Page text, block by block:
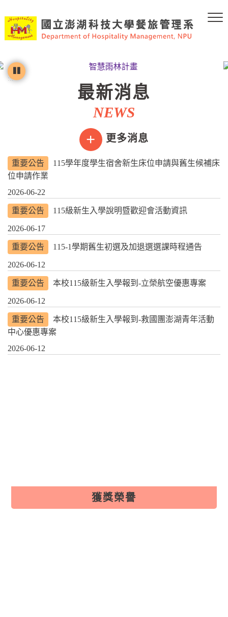
到
要
容
區
:::
最新消息
NEWS
更多消息
重要公告
115學年度學生宿舍新生床位申請與舊生候補床
位申請作業
2026-06-22
重要公告 115級新生入學說明暨歡迎會活動資訊
2026-06-17
重要公告 115-1學期舊生初選及加退選選課時程通告
2026-06-12
重要公告 本校115級新生入學報到-立榮航空優惠專案
2026-06-12
重要公告
本校115級新生入學報到-救國團澎湖青年活動
中心優惠專案
2026-06-12
獲獎榮譽
獲獎榮譽